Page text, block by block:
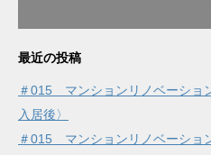
最近の投稿
＃015 マンションリノベーショ
入居後〉
＃015 マンションリノベーショ